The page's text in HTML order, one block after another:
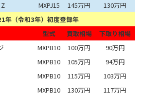
MXPJ15 145万円
130万円
年（令和3年）初度登録年
型式 買取相場
下取り相場
MXPB10 100万円
90万円
MXPB10 105万円
94万円
MXPB10 115万円
103万円
MXPB10 130万円
117万円